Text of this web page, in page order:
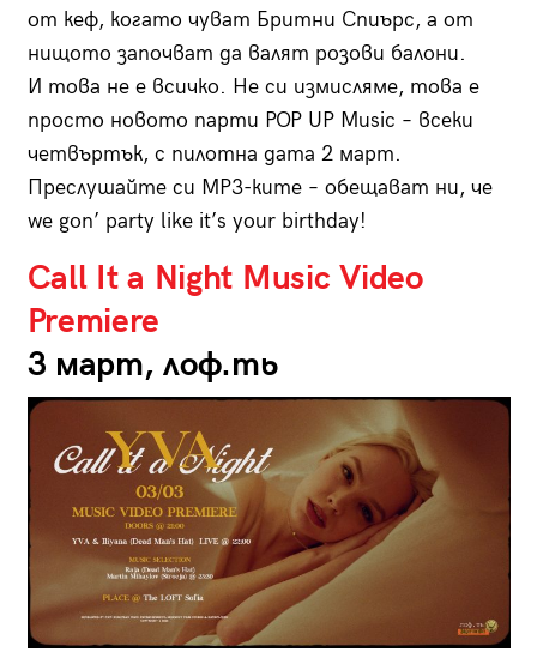
от кеф, когато чуват Бритни Спиърс, а от
нищото започват да валят розови балони.
И това не е всичко. Не си измисляме, това е
просто новото парти POP UP Music – всеки
четвъртък, с пилотна дата 2 март.
Преслушайте си MP3-ките – обещават ни, че
we gon’ party like it’s your birthday!
Call It a Night Music Video
Premiere
3 март, лоф.ть